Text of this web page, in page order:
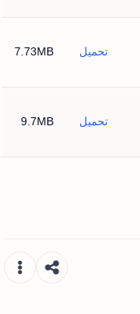
تحميل 7.73MB
تحميل 9.7MB